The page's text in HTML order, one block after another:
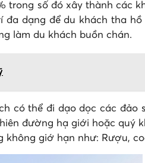
trong số đó xây thành các
dạng để du khách tha
làm du khách buồn chán.
có thể đi dạo dọc các
đường hạ giới hoặc quý
giớ hạn như: Rượu,